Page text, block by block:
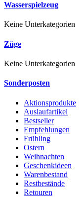
Wasserspielzeug
Keine Unterkategorien
Züge
Keine Unterkategorien
Sonderposten
Aktionsprodukte
Auslaufartikel
Bestseller
Empfehlungen
Frühling
Ostern
Weihnachten
Geschenkideen
Warenbestand
Restbestände
Retouren